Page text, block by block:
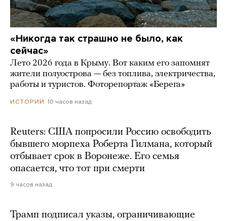
«Никогда так страшно не было, как
сейчас»
Лето 2026 года в Крыму. Вот каким его запомнят
жители полуострова — без топлива, электричества,
работы и туристов. Фоторепортаж «Берега»
ИСТОРИИ 10 часов назад
Reuters: США попросили Россию освободить
бывшего морпеха Роберта Гилмана, который
отбывает срок в Воронеже. Его семья
опасается, что тот при смерти
9 часов назад
Трамп подписал указы, ограничивающие